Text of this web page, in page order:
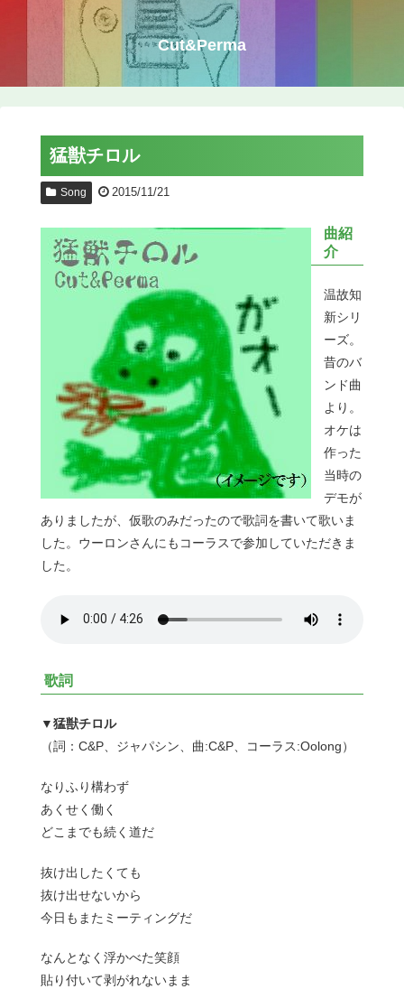
Cut&Perma
猛獣チロル
Song 2015/11/21
曲紹
介
温故知
新シリ
ーズ。
昔のバ
ンド曲
より。
オケは
作った
当時の
デモが
ありましたが、仮歌のみだったので歌詞を書いて歌いま
した。ウーロンさんにもコーラスで参加していただきま
した。
歌詞
▼猛獣チロル
（詞：C&P、ジャパシン、曲:C&P、コーラス:Oolong）
なりふり構わず
あくせく働く
どこまでも続く道だ
抜け出したくても
抜け出せないから
今日もまたミーティングだ
なんとなく浮かべた笑顔
貼り付いて剥がれないまま